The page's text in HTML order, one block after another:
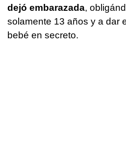
dejó embarazada,
solamente 13 años y a dar
bebé en secreto.